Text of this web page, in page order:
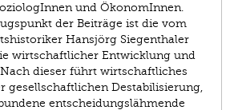
und ÖkonomInnen.
der Beiträge ist die vom
Hansjörg Siegenthaler
wirtschaftlicher Entwicklung und
Nach dieser führt wirtschaftliches
gesellschaftlichen Destabilisierung,
entscheidungslähmende